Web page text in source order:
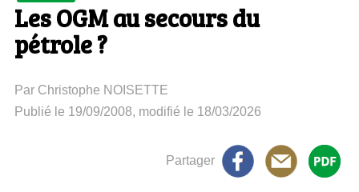
Les OGM au secours du
pétrole ?
Par Christophe NOISETTE
Publié le 19/09/2008, modifié le 18/03/2026
Partager